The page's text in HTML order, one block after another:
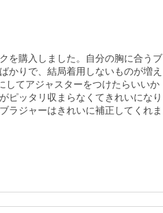
を購入しました。自分の胸に合うブ
かりで、結局着用しないものが増え
してアジャスターをつけたらいいか
ピッタリ収まらなくてきれいになり
ラジャーはきれいに補正してくれま